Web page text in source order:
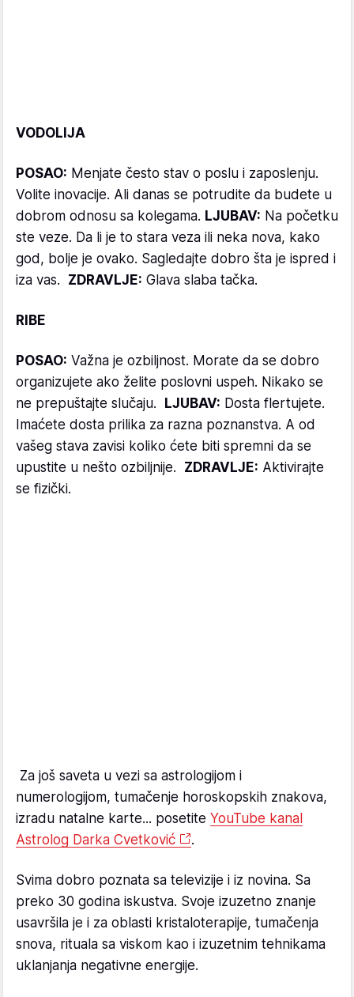
VODOLIJA
POSAO: Menjate često stav o poslu i zaposlenju.
Volite inovacije. Ali danas se potrudite da budete u
dobrom odnosu sa kolegama. LJUBAV: Na početku
ste veze. Da li je to stara veza ili neka nova, kako
god, bolje je ovako. Sagledajte dobro šta je ispred i
iza vas. ZDRAVLJE: Glava slaba tačka.
RIBE
POSAO: Važna je ozbiljnost. Morate da se dobro
organizujete ako želite poslovni uspeh. Nikako se
ne prepuštajte slučaju.
LJUBAV: Dosta flertujete.
Imaćete dosta prilika za razna poznanstva. A od
vašeg stava zavisi koliko ćete biti spremni da se
upustite u nešto ozbiljnije. ZDRAVLJE: Aktivirajte
se fizički.
Za još saveta u vezi sa astrologijom i
numerologijom, tumačenje horoskopskih znakova,
izradu natalne karte... posetite YouTube kanal
Astrolog Darka Cvetković
.
Svima dobro poznata sa televizije i iz novina. Sa
preko 30 godina iskustva. Svoje izuzetno znanje
usavršila je i za oblasti kristaloterapije, tumačenja
snova, rituala sa viskom kao i izuzetnim tehnikama
uklanjanja negativne energije.